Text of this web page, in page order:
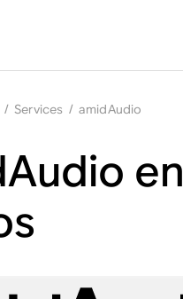
/ Services / amidAudio
en